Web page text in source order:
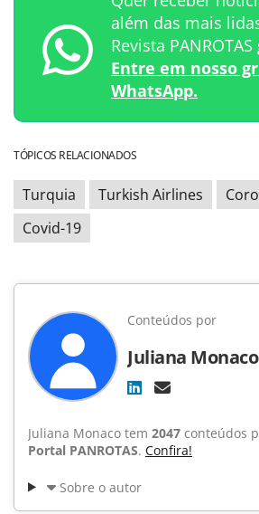
além das mais
Revista
Entre em nosso
WhatsApp.
TÓPICOS RELACIONADOS
Turquia Turkish Airlines
Covid-19
Conteúdos por
Juliana Monaco
Juliana Monaco tem 2047 conteúdos
Portal PANROTAS. Confira!
Sobre o autor